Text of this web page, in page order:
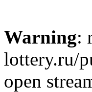
Warning:
lottery.ru/
open